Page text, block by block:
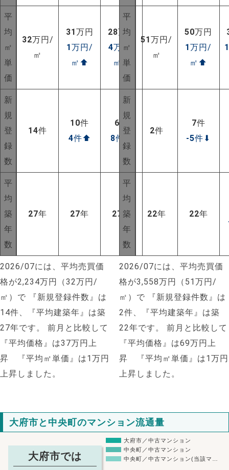
平
均
㎡
単
価
32万円/
㎡
31万円
1万円/
㎡ ⬆
28万円
4万円/
㎡ ⬆
新
規
登
録
数
14件
10件
4件⬆
6 件
8件
平
均
築
年
数
27年 27年 27 年
2026/07には、平均売買価
格が2,234万円（32万円/
㎡）で 『新規登録件数』は
14件、『平均建築年』は築
27年です。
前月と比較して
『平均価格』は37万円上
昇 『平均㎡単価』は1万円
上昇しました。
平
均
㎡
単
価
51万円/
㎡
50万円
1万円/
㎡ ⬆
新
規
登
録
数
2件
7件
-5件 ⬇
平
均
築
年
数
22年 22年
2026/07には、平均売買価
格が3,558万円（51万円/
㎡）で 『新規登録件数』は
2件、『平均建築年』は築
22年です。
前月と比較して
『平均価格』は69万円上
昇 『平均㎡単価』は1万円
上昇しました。
大府市と中央町のマンション流通量
大府市では
大府市／中古マンション
中央町／中古マンション
中央町／中古マンション(当該マ…